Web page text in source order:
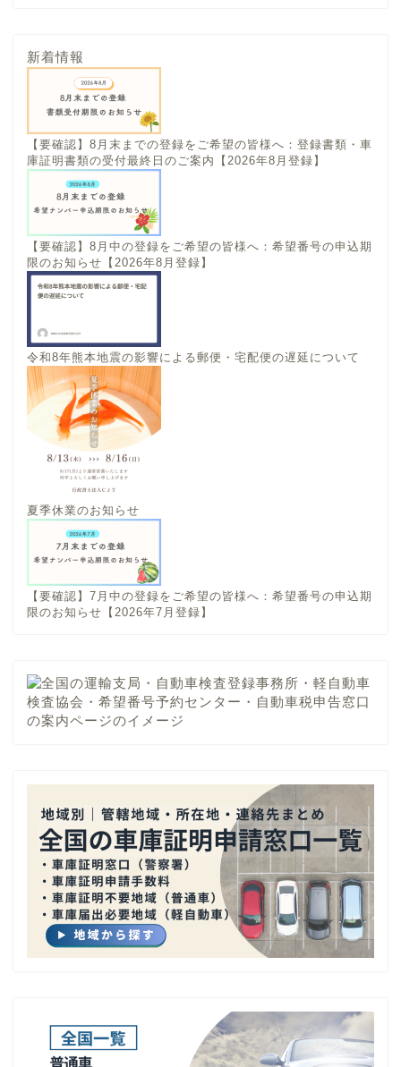
新着情報
【要確認】8月末までの登録をご希望の皆様へ：登録書類・車
庫証明書類の受付最終日のご案内【2026年8月登録】
【要確認】8月中の登録をご希望の皆様へ：希望番号の申込期
限のお知らせ【2026年8月登録】
令和8年熊本地震の影響による郵便・宅配便の遅延について
夏季休業のお知らせ
【要確認】7月中の登録をご希望の皆様へ：希望番号の申込期
限のお知らせ【2026年7月登録】